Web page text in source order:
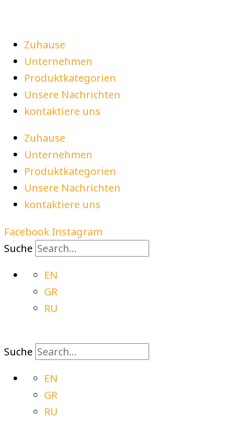
Zuhause
Unternehmen
Produktkategorien
Unsere Nachrichten
kontaktiere uns
Zuhause
Unternehmen
Produktkategorien
Unsere Nachrichten
kontaktiere uns
Facebook Instagram
Suche
EN
GR
RU
Suche
EN
GR
RU